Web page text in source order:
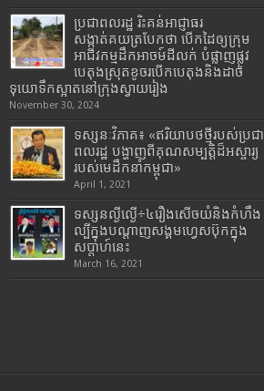
ប្រជាពលរដ្ឋ រិះគន់អាជ្ញាធរ
សង្កាត់គយត្របែកថា បើកដៃឲ្យក្រុម
អាជីវកម្មដឹកអាចម៍ដីលក់ បំផ្លាញផ្លូវ
បេតុងស្រុតខូចរបើកបេតុងនិងដាច់
ទុយោទឹកស្អាតនៅក្រុងស្វាយរៀង
November 30, 2024
ទស្សនៈវិភាគ៖ «ឥរិយាបថថ្មីរបស់ប្រជា
ពលរដ្ឋ បង្ហាញពីគុណសម្បត្តិដ៏អស្ចារ្យ
របស់មេដឹកនាំកម្ពុជា»
April 1, 2021
ទស្សនល្ងីល្ងើ÷៤រឿងសើចយំនិងកំហឹង
ល្បីក្នុងបណ្តាញសង្គមហ្វេសប៊ុកក្នុង
សប្តាហ៍នេះ
March 16, 2021